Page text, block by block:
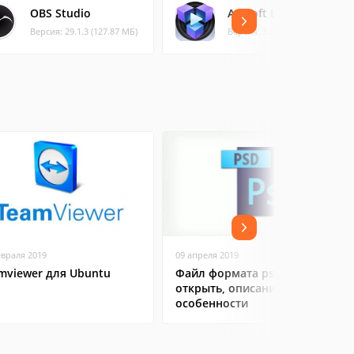
OBS Studio
Версия: 29.1.3 (127.87 МБ)
ArcSoft Link+
Версия: 3.0.1.66 (31.95 МБ)
2019
для Ubuntu
09 апреля 2019
Файл формата psd: чем
открыть, описание,
особенности